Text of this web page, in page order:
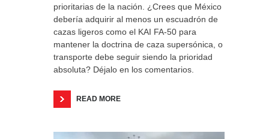
prioritarias de la nación. ¿Crees que México
debería adquirir al menos un escuadrón de
cazas ligeros como el KAI FA-50 para
mantener la doctrina de caza supersónica, o el
transporte debe seguir siendo la prioridad
absoluta? Déjalo en los comentarios.
READ MORE